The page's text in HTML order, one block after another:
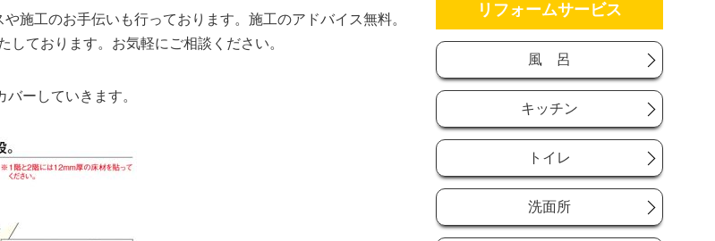
施工のお手伝いも行っております。施工のアドバイス無料。
しております。お気軽にご相談ください。
ーしていきます。
リフォームサービス
風 呂
キッチン
トイレ
洗面所